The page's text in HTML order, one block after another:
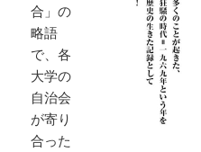
合」の
略語
で、各
大学の
自治会
が寄り
合った